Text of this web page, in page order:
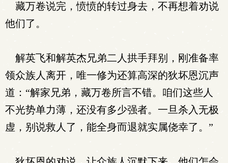
藏万卷说完，愤愤的转过身去，不再想着劝说
他们了。
解英飞和解英杰兄弟二人拱手拜别，刚准备率
领众族人离开，唯一修为还算高深的狄坏恩沉声
道：“解家兄弟，藏万卷所言不错。咱们这些人
不光势单力薄，还没有多少强者。一旦杀入无极
虚，别说救人了，能全身而退就实属侥幸了。”